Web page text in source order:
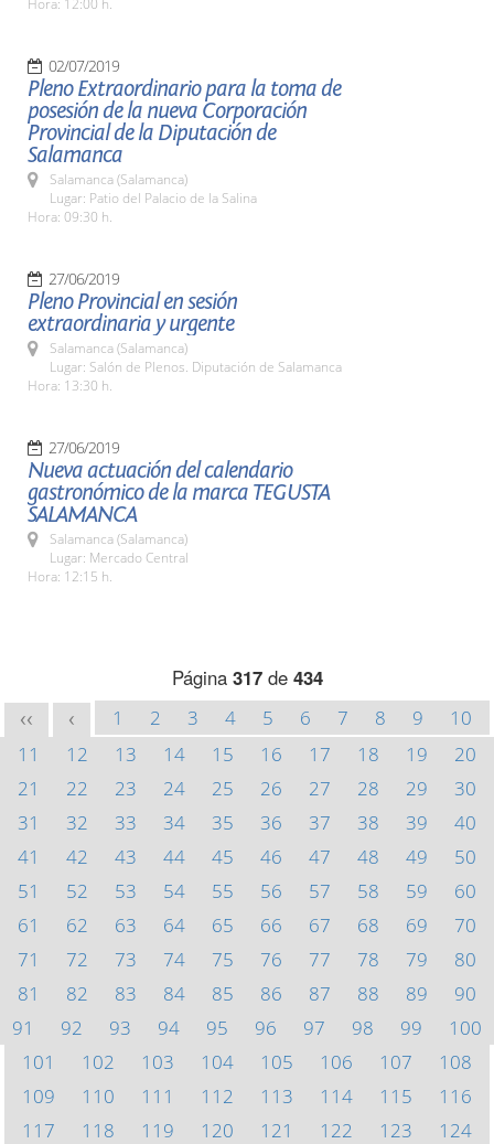
Hora: 12:00 h.
02/07/2019
Pleno Extraordinario para la toma de
posesión de la nueva Corporación
Provincial de la Diputación de
Salamanca
Salamanca (Salamanca)
Lugar: Patio del Palacio de la Salina
Hora: 09:30 h.
27/06/2019
Pleno Provincial en sesión
extraordinaria y urgente
Salamanca (Salamanca)
Lugar: Salón de Plenos. Diputación de Salamanca
Hora: 13:30 h.
27/06/2019
Nueva actuación del calendario
gastronómico de la marca TEGUSTA
SALAMANCA
Salamanca (Salamanca)
Lugar: Mercado Central
Hora: 12:15 h.
Página 317de 434
<< < 1 2 3 4 5 6 7 8 9
10
11
12 13 14 15 16 17 18 19
20
21
22 23 24 25 26 27 28 29
30
31
32 33 34 35 36 37 38 39
40
41
42 43 44 45 46 47 48 49
50
51
52 53 54 55 56 57 58 59
60
61
62 63 64 65 66 67 68 69
70
71
72 73 74 75 76 77 78 79
80
81
82 83 84 85 86 87 88 89
90
91
92 93 94 95 96 97 98 99
100
101
102 103 104 105 106 107
108
109
110 111 112 113 114 115
116
117
118 119 120 121 122 123
124